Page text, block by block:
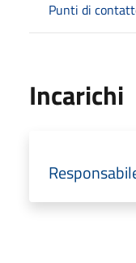
Punti di
Incarichi